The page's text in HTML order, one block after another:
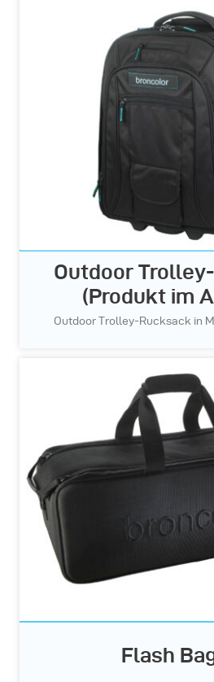
Outdoor
(Produkt im
Outdoor Trolley-Rucksack in
Flash